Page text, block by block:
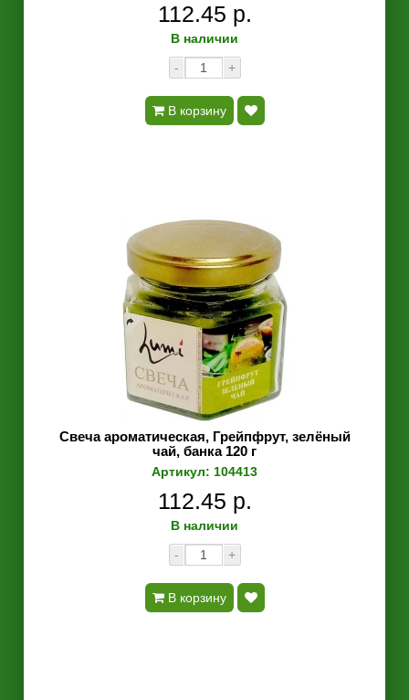
112.45 р.
В наличии
-
+
В корзину
Свеча ароматическая, Грейпфрут, зелёный
чай, банка 120 г
Артикул: 104413
112.45 р.
В наличии
-
+
В корзину